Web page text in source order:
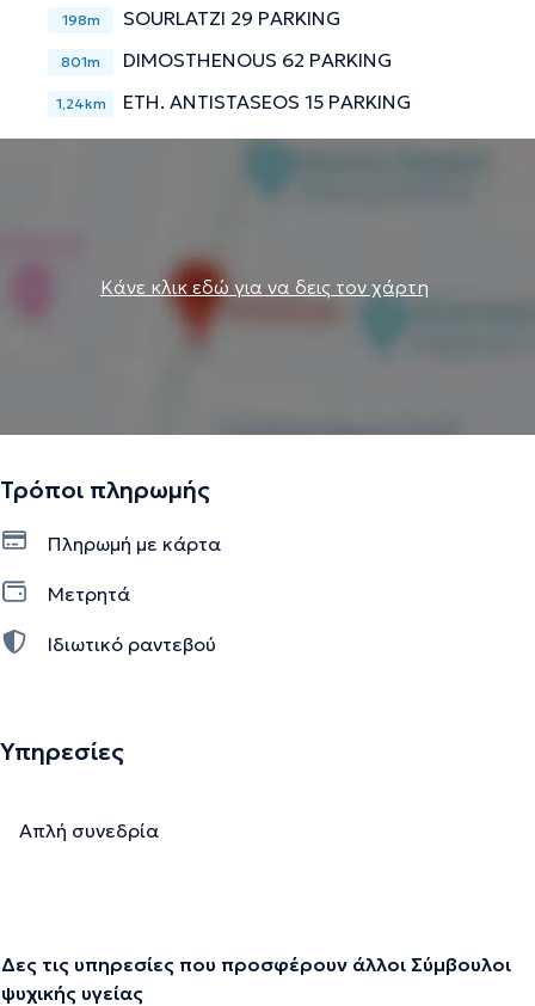
198m SOURLATZI 29 PARKING
801m DIMOSTHENOUS 62 PARKING
1,24km ETH. ANTISTASEOS 15 PARKING
Κάνε κλικ εδώ για να δεις τον χάρτη
Τρόποι πληρωμής
Πληρωμή με κάρτα
Μετρητά
Ιδιωτικό ραντεβού
Υπηρεσίες
Απλή συνεδρία
Δες τις υπηρεσίες που προσφέρουν άλλοι Σύμβουλοι
ψυχικής υγείας